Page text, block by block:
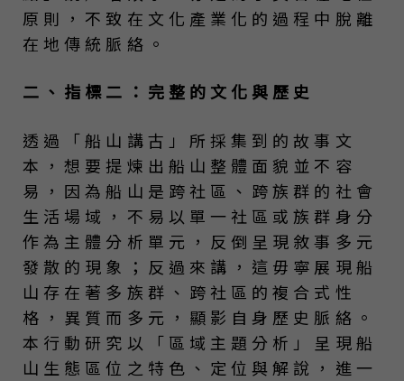
原則，不致在文化產業化的過程中脫離
在地傳統脈絡。
二、指標二：完整的文化與歷史
透過「船山講古」所採集到的故事文
本，想要提煉出船山整體面貌並不容
易，因為船山是跨社區、跨族群的社會
生活場域，不易以單一社區或族群身分
作為主體分析單元，反倒呈現敘事多元
發散的現象；反過來講，這毋寧展現船
山存在著多族群、跨社區的複合式性
格，異質而多元，顯影自身歷史脈絡。
本行動研究以「區域主題分析」呈現船
山生態區位之特色、定位與解說，進一